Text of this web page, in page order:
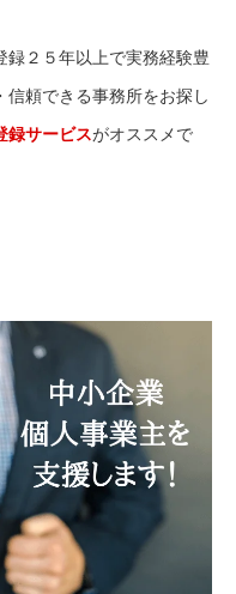
録２５年以上で実務経験豊
頼できる事務所をお探し
録サービスがオススメで